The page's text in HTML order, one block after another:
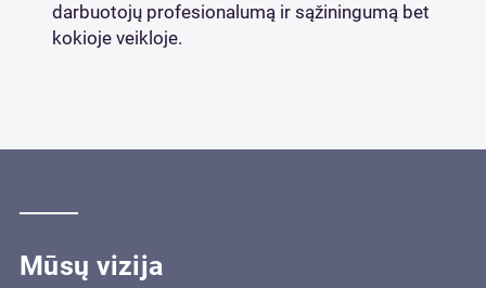
darbuotojų profesionalumą ir sąžiningumą bet
kokioje veikloje.
Mūsų vizija